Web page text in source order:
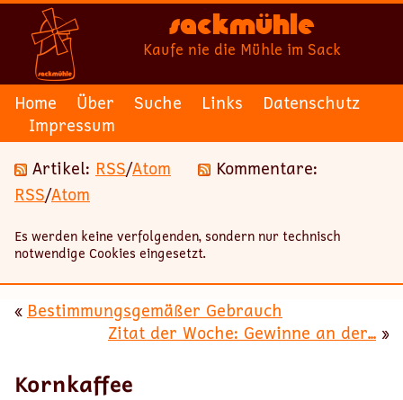
Sackmühle
Kaufe nie die Mühle im Sack
Home Über Suche Links
Datenschutz
Impressum
Artikel: RSS/Atom
Kommentare:
RSS/Atom
Es werden keine verfolgenden, sondern nur technisch
notwendige Cookies eingesetzt.
« Bestimmungsgemäßer Gebrauch
Zitat der Woche: Gewinne an der... »
Kornkaffee